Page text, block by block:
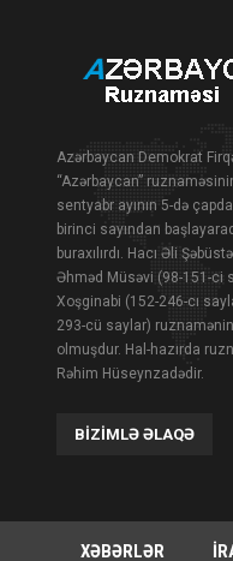
Azərbaycan Demokrat
“Azərbaycan”
sentyabr ayının 5-də
birinci sayından
buraxılırdı. Hacı Əli
Əhməd Müsəvi (98-151-ci
Xoşginabi (152-246-cı
293-cü saylar)
olmuşdur. Hal-hazırda
Rəhim Hüseynzadədir.
BIZIMLƏ ƏLAQƏ
XƏBƏRLƏR